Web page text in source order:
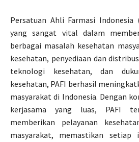
Persatuan Ahli Farmasi Indonesia
yang sangat vital dalam
berbagai masalah kesehatan
kesehatan, penyediaan dan
teknologi kesehatan, dan
kesehatan, PAFI berhasil
masyarakat di Indonesia. Dengan
kerjasama yang luas, PAFI
memberikan pelayanan
masyarakat, memastikan setiap